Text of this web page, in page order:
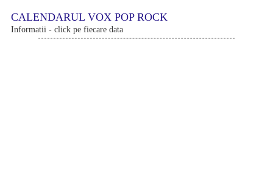
CALENDARUL VOX POP ROCK
Informatii - click pe fiecare data